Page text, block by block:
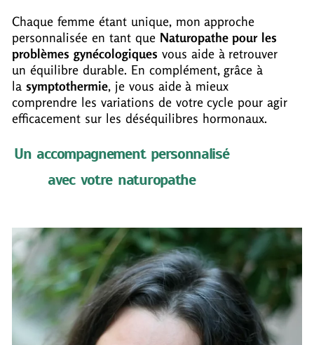
Chaque femme étant unique, mon approche
personnalisée en tant que Naturopathe pour les
problèmes gynécologiques vous aide à retrouver
un équilibre durable. En complément, grâce à
lasymptothermie, je vous aide à mieux
comprendre les variations de votre cycle pour agir
efficacement sur les déséquilibres hormonaux.
Un accompagnement personnalisé
avec votre naturopathe